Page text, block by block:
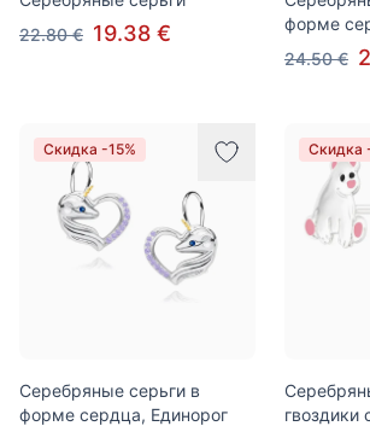
22.80 € 19.38 €
форме
24.50 €
Скидка -15%
Серебряные серьги в
форме сердца, Единорог
Скидка
гвоздики